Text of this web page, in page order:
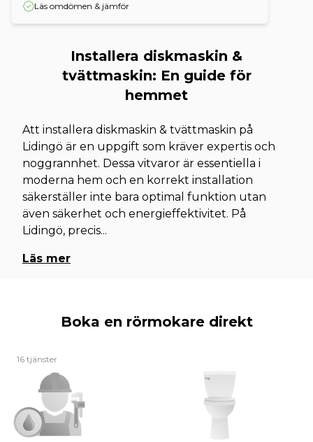
Läs omdömen & jämför
Installera diskmaskin &
tvättmaskin: En guide för
hemmet
Att installera diskmaskin & tvättmaskin på
Lidingö är en uppgift som kräver expertis och
noggrannhet. Dessa vitvaror är essentiella i
moderna hem och en korrekt installation
säkerställer inte bara optimal funktion utan
även säkerhet och energieffektivitet. På
Lidingö, precis...
Läs mer
Boka en rörmokare direkt
16 tjänster